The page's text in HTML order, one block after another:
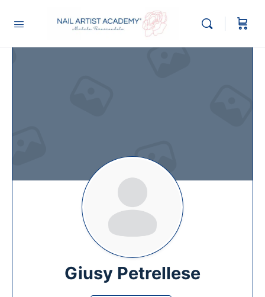
Giusy Petrellese